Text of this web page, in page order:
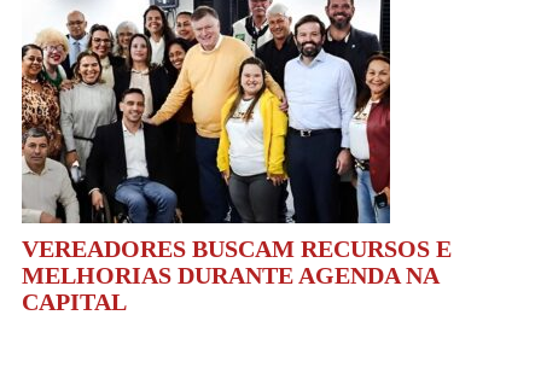
VEREADORES BUSCAM RECURSOS E
MELHORIAS DURANTE AGENDA NA
CAPITAL